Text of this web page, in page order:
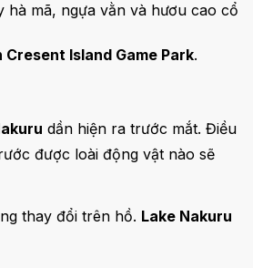
mã, ngựa vằn và hươu cao cổ
Cresent Island Game Park.
dần hiện ra trước mắt. Điều
được loài động vật nào sẽ
thay đổi trên hồ. Lake Nakuru